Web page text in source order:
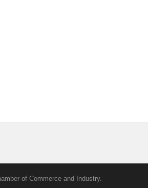
of Commerce and Industry.